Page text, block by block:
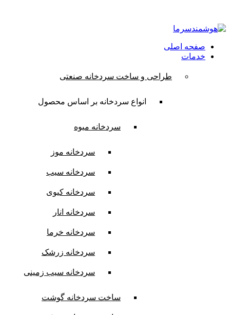
صفحه اصلی
خدمات
طراحی و ساخت سردخانه صنعتی
انواع سردخانه بر اساس محصول
سردخانه میوه
سردخانه موز
سردخانه سیب
سردخانه کیوی
سردخانه انار
سردخانه خرما
سردخانه زرشک
سردخانه سیب زمینی
ساخت سردخانه گوشت